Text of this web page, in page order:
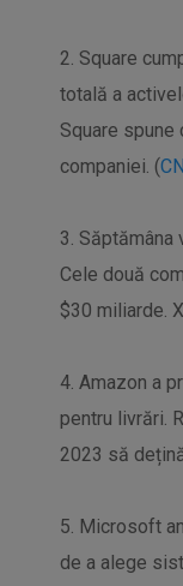
2. Square
totală a
Square
companiei. (
3. Săptămâna
Cele două
$30 miliarde.
4. Amazon a
pentru livrări.
2023 să
5. Microsoft
de a alege